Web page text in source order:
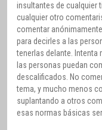
insultantes de cualquier
cualquier otro
comentar
para decirles a las
tenerlas delante. Intenta
las personas puedan
descalificados. No
tema, y mucho menos
suplantando a otros
esas normas básicas